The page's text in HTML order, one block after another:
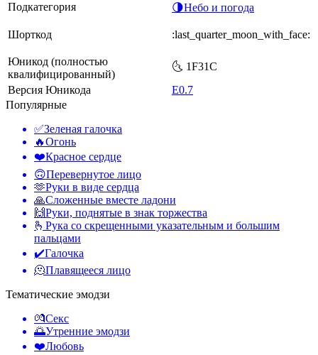
Подкатегория
🌗Небо и погода
Шорткод :last_quarter_moon_with_face:
Юникод (полностью
квалифицированный)
🌜 1F31C
Версия Юникода
E0.7
Популярные
✅Зеленая галочка
🔥Огонь
❤️Красное сердце
🙃Перевернутое лицо
🫶Руки в виде сердца
🙏Сложенные вместе ладони
🙌Руки, поднятые в знак торжества
🫰 Рука со скрещенными указательным и большим
пальцами
✔️Галочка
🫠Плавящееся лицо
Тематические эмодзи
💏Секс
🌅Утренние эмодзи
❤️Любовь